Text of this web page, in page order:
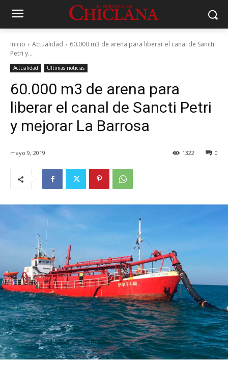
Inicio Actualidad
60.000 m3 de arena para liberar el canal de Sancti
Petri y...
Actualidad Últimas noticias
60.000 m3 de arena para
liberar el canal de Sancti Petri
y mejorar La Barrosa
mayo 9, 2019 0
1322